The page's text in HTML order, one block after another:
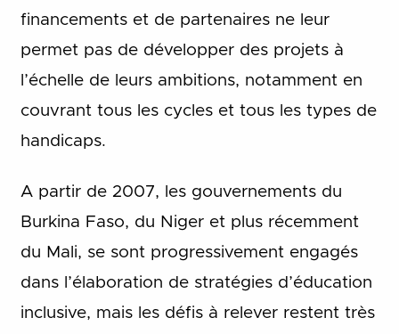
financements et de partenaires ne leur
permet pas de développer des projets à
l’échelle de leurs ambitions, notamment en
couvrant tous les cycles et tous les types de
handicaps.
A partir de 2007, les gouvernements du
Burkina Faso, du Niger et plus récemment
du Mali, se sont progressivement engagés
dans l’élaboration de stratégies d’éducation
inclusive, mais les défis à relever restent très